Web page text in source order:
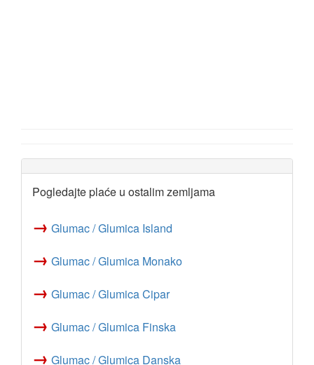
Pogledajte plaće u ostalim zemljama
→ Glumac / Glumica Island
→ Glumac / Glumica Monako
→ Glumac / Glumica Cipar
→ Glumac / Glumica Finska
→ Glumac / Glumica Danska